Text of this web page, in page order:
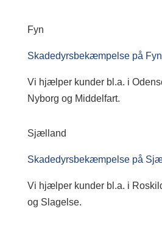
Fyn
Skadedyrsbekæmpelse på Fyn
Vi hjælper kunder bl.a. i
Nyborg og Middelfart.
Sjælland
Skadedyrsbekæmpelse på
Vi hjælper kunder bl.a. i
og Slagelse.